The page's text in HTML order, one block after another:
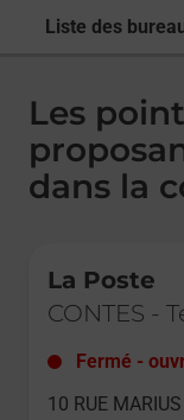
Liste des
Les
dans la
La Poste
CONTES -
Fermé -
10 RUE